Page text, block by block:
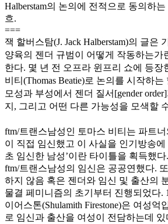
Halberstam의 논의에 전적으로 동의하
흐.
===
잭 할버스탐(J. Jack Halberstam)의 글은
양육의 젠더 규범이 어떻게 작동하는가
한다. 몇 년 전 오프라 윈프리 쇼에 등장
비티(Thomas Beatie)로 논의를 시작하
모성과 부성에서 젠더 질서[gender
지, 그리고 어떤 다른 가능성을 모색할
ftm/트랜스남성인 토마스 비티는 파트
이 직접 임신했고 이 사실을 인기방송에
초 임신한 남성’이란 타이틀을 획득했
ftm/트랜스남성의 임신은 공공연했다.
하지 않음 혹은 젠더와 임신 및 출산의
물결 페미니즘의 초기부터 진행되었다.
이어스톤(Shulamith Firestone)은 여성억
로 임신과 출산을 여성이 전담하는데